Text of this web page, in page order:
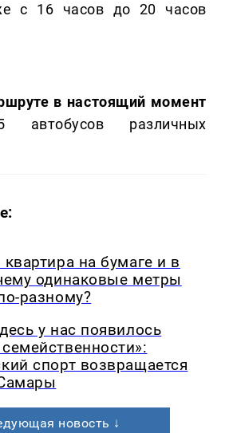
с 16 часов до 20 часов
в настоящий момент
различных
на бумаге и в
одинаковые метры
разному?
у нас появилось
спорт возвращается
новость ↓